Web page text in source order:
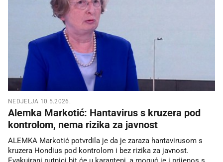
NEDJELJA 10.5.2026.
Alemka Markotić: Hantavirus s kruzera pod
kontrolom, nema rizika za javnost
ALEMKA Markotić potvrdila je da je zaraza hantavirusom s
kruzera Hondius pod kontrolom i bez rizika za javnost.